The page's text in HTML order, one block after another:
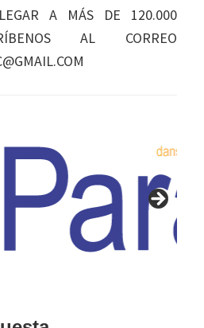
A MÁS DE 120.000
AL CORREO